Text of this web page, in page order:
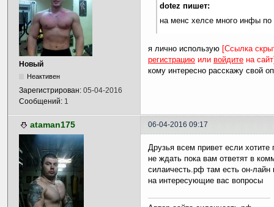
Новый
Неактивен
Зарегистрирован: 05-04-2016
Сообщений: 1
dotez пишет:
на менс хелсе много инфы по
я лично использую [Ссылка
регистрацию или войдите на
кому интересно расскажу свой
ataman175 06-04-2016 09:17
Друзья всем привет если
не ждать пока вам ответят в
силаичесть.рф там есть он-лайн
на интересующие вас вопросы